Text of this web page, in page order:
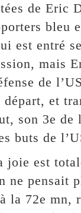
de Eric
bleu
est entré
mais
de
et
son 3e
buts de
joie est
ne pensait
la 72e mn,